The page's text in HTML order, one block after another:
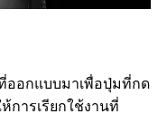
ออกแบบมาเพื่อปุ่มที่กด
การเรียกใช้งานที่